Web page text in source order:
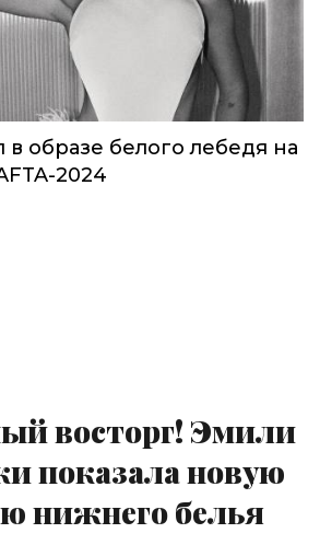
в образе белого лебедя на
2024
восторг! Эмили
показала новую
нижнего белья